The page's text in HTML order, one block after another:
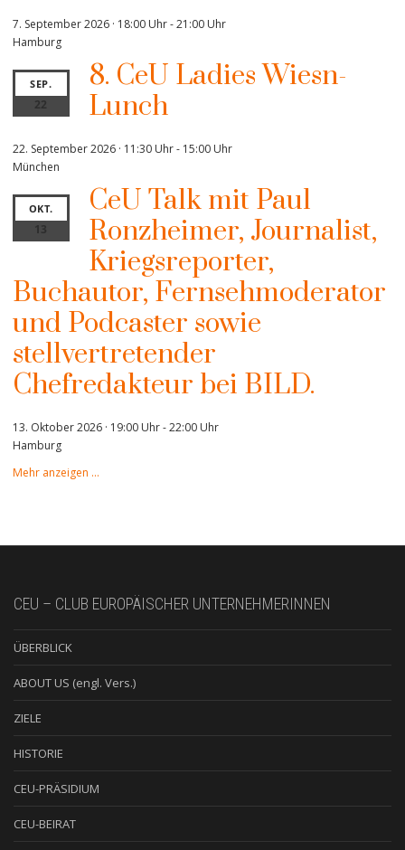
7. September 2026 · 18:00 Uhr-21:00 Uhr
Hamburg
SEP.
22
8. CeU Ladies Wiesn-
Lunch
22. September 2026 · 11:30 Uhr- 15:00 Uhr
München
OKT.
13
CeU Talk mit Paul
Ronzheimer, Journalist,
Kriegsreporter,
Buchautor, Fernsehmoderator
und Podcaster sowie
stellvertretender
Chefredakteur bei BILD.
13. Oktober 2026 · 19:00 Uhr-22:00 Uhr
Hamburg
Mehr anzeigen …
CEU – CLUB EUROPÄISCHER UNTERNEHMERINNEN
ÜBERBLICK
ABOUT US (engl. Vers.)
ZIELE
HISTORIE
CEU-PRÄSIDIUM
CEU-BEIRAT